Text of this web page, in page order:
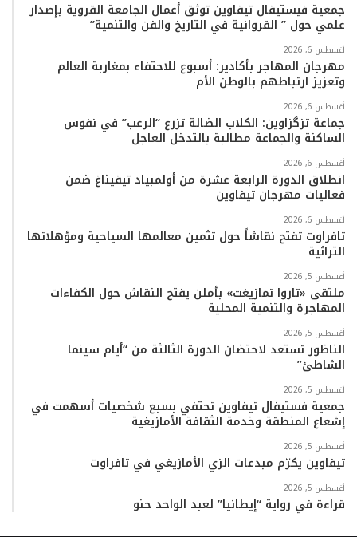
و
ك
ر
و
ب
ق
ر
م
o
k
ب
جمعية فيستيفال تيفاوين توثق أعمال الجامعة القروية بإصدار
علمي حول ” القروانية في التاريخ والفن والتنمية”
أغسطس 6, 2026
مهرجان المهاجر بأكادير: أسبوع للاحتفاء بمغاربة العالم
وتعزيز ارتباطهم بالوطن الأم
أغسطس 6, 2026
جماعة تزگزاوين: الكلاب الضالة تزرع “الرعب” في نفوس
الساكنة والجماعة مطالبة بالتدخل العاجل
أغسطس 6, 2026
انطلاق الدورة الرابعة عشرة من أولمبياد تيفيناغ ضمن
فعاليات مهرجان تيفاوين
أغسطس 6, 2026
تافراوت تفتح نقاشاً حول تثمين معالمها السياحية ومؤهلاتها
التراثية
أغسطس 5, 2026
ملتقى «تاروا تمازيغت» بأملن يفتح النقاش حول الكفاءات
المهاجرة والتنمية المحلية
أغسطس 5, 2026
الناظور تستعد لاحتضان الدورة الثالثة من “أيام سينما
الشاطئ”
أغسطس 5, 2026
جمعية فستيفال تيفاوين تحتفي بسبع شخصيات أسهمت في
إشعاع المنطقة وخدمة الثقافة الأمازيغية
أغسطس 5, 2026
تيفاوين يكرّم مبدعات الزي الأمازيغي في تافراوت
أغسطس 5, 2026
قراءة في رواية “إيطانيا” لعبد الواحد حنو